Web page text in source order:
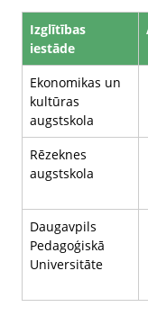
Izglītības
iestāde
Ekonomikas un
kultūras
augstskola
Rēzeknes
augstskola
Daugavpils
Pedagoģiskā
Universitāte